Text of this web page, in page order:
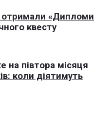
отримали «Дипломи
квесту
на півтора місяця
коли діятимуть